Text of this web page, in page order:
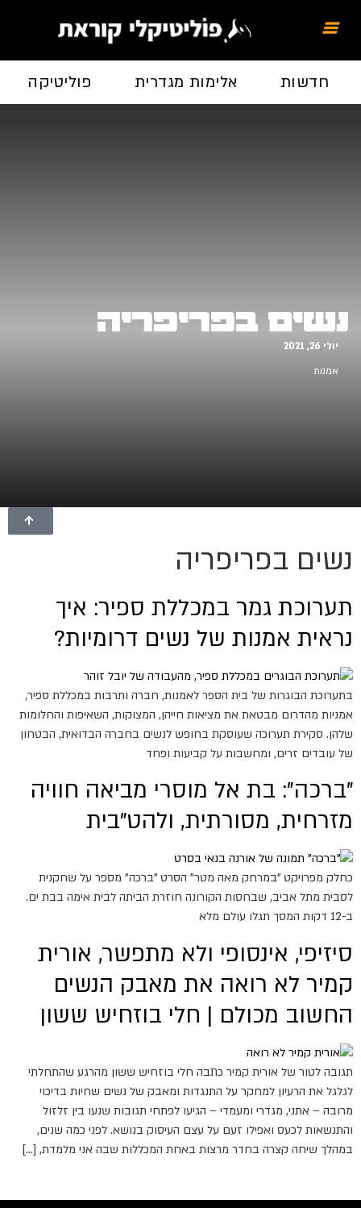
חדשות אלימות מגדרית פוליטיקה
נשים בפריפריה
יולי 26, 2021
אמנות
נשים בפריפריה
תערוכת גמר במכללת ספיר: איך
נראית אמנות של נשים דרומיות?
בתערוכת הבוגרות של בית הספר לאמנות, חברה ותרבות במכללת ספיר,
אמניות מהדרום מבטאת את מציאות חייהן, המצוקות, השאיפות והחלומות
שלהן. סקירת תערוכה שעוסקת בחופש לנשים בחברה הבדואית, הבטחון
של עובדים זרים, ומחשבות על קביעות ופחד
"ברכה": בת אל מוסרי מביאה חוויה
מזרחית, מסורתית, ולהט"בית
כחלק מפרויקט "במרחק מאה מטר" הסרט "ברכה" מספר על שחקנית
לסבית מתל אביב, שבחסות הקורונה חוזרת הביתה לבית אימה בבת ים.
ב-12 דקות המסך תגלו עולם מלא
סיזיפי, אינסופי ולא מתפשר, אורית
קמיר לא רואה את מאבק הנשים
החשוב מכולם | חלי בוזחיש ששון
תגובה לטור של אורית קמיר כתבה חלי בוזחיש ששון מהרגע שהתחלתי
לגלגל את הרעיון למחקר על התנגדות ומאבק של נשים שחיות בדיכוי
מרובה – אתני, מגדרי ומעמדי – הגיעו לפתחי תגובות שנעו בין זלזול
והתנשאות לכעס ואפילו זעם על עצם העיסוק בנושא. לפני כמה שנים,
במהלך שיחה קצרה בחדר מרצות באחת המכללות שבה אני מלמדת, […]